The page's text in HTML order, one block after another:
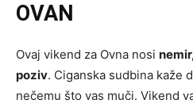
OVAN
Ovaj vikend za Ovna nosi
poziv. Ciganska sudbina kaže
nečemu što vas muči. Vikend